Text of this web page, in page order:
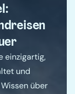
einzigartig,
und
über